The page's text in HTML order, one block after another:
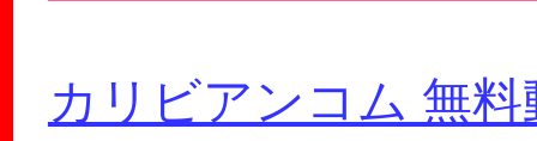
カリビアンコム 無料